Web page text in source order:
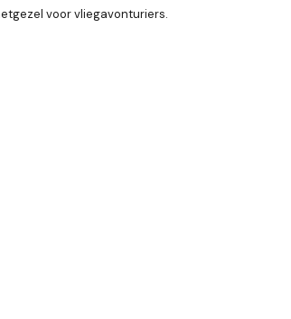
voor vliegavonturiers.